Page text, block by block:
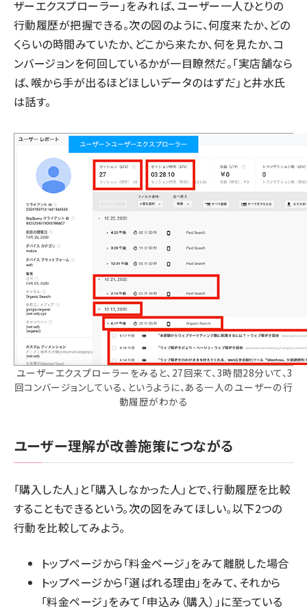
ザーエクスプローラー」をみれば、ユーザー一人ひとりの
行動履歴が把握できる。次の図のように、何度来たか、どの
くらいの時間みていたか、どこから来たか、何を見たか、コ
ンバージョンを何回しているかが一目瞭然だ。「実店舗なら
ば、喉から手が出るほどほしいデータのはずだ」と井水氏
は話す。
ユーザーエクスプローラーをみると、27回来て、3時間28分いて、3
回コンバージョンしている、というように、ある一人のユーザーの行
動履歴がわかる
ユーザー理解が改善施策につながる
「購入した人」と「購入しなかった人」とで、行動履歴を比較
することもできるという。次の図をみてほしい。以下2つの
行動を比較してみよう。
トップページから「料金ページ」をみて離脱した場合
トップページから「選ばれる理由」をみて、それから
「料金ページ」をみて「申込み（購入）」に至っている